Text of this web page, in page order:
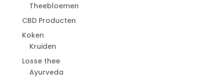
Theebloemen
CBD Producten
Koken
Kruiden
Losse thee
Ayurveda